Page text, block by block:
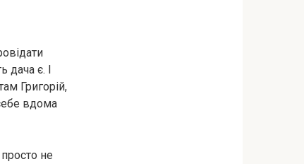
дача є. І
Григорій,
вдома
не